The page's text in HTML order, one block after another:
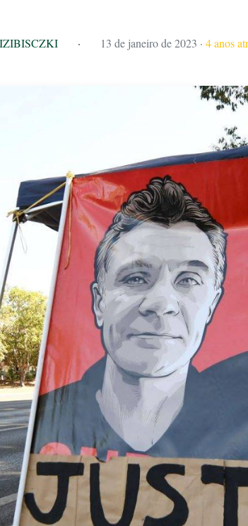
· 13 de janeiro de 2023 · 4 anos